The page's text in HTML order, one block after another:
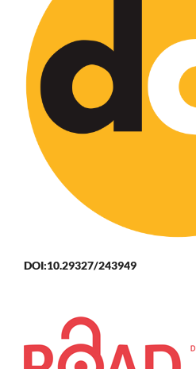
DOI:10.29327/243949